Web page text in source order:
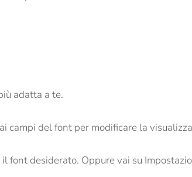
adatta a te.
campi del font per modificare la
font desiderato. Oppure vai su